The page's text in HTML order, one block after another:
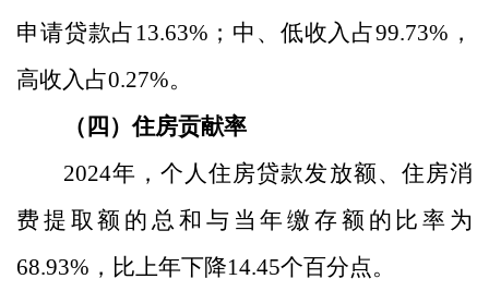
申请贷款占 13.63% ；中、低收入占99.73% ，
高收入占0.27%。
（四）住房贡献率
2024年，个人住房贷款发放额、住房消
费提取额的总和与当年缴存额的比率为
68.93% ，比上年下降14.45个百分点。